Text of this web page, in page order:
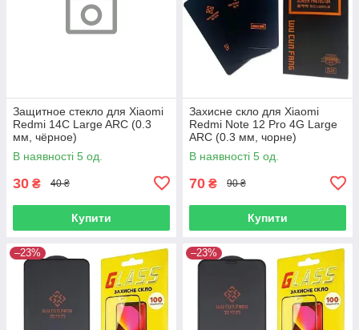
Защитное стекло для Xiaomi
Redmi 14C Large ARC (0.3
мм, чёрное)
В наявності 5 од.
30 ₴ 40 ₴
Купити
Захисне скло для Xiaomi
Redmi Note 12 Pro 4G Large
ARC (0.3 мм, чорне)
В наявності 5 од.
70 ₴ 90 ₴
Купити
–23% –23%